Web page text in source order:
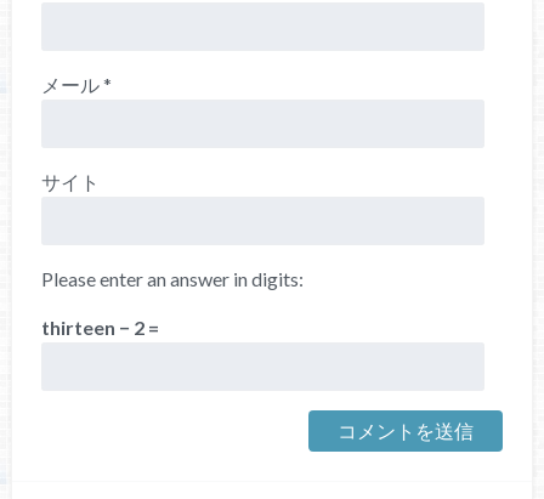
メール*
サイト
Please enter an answer in digits:
thirteen − 2 =